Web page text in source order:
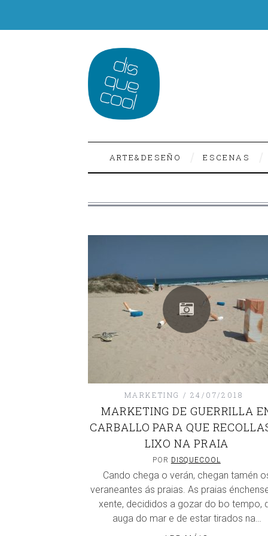
ARTE&DESEÑO ESCENAS
MARKETING 24/07/2018
MARKETING DE GUERRILLA
CARBALLO PARA QUE
LIXO NA PRAIA
POR DISQUECOOL
Cando chega o verán, chegan tamén
veraneantes ás praias. As praias
xente, decididos a gozar do bo tempo,
auga do mar e de estar tirados na…